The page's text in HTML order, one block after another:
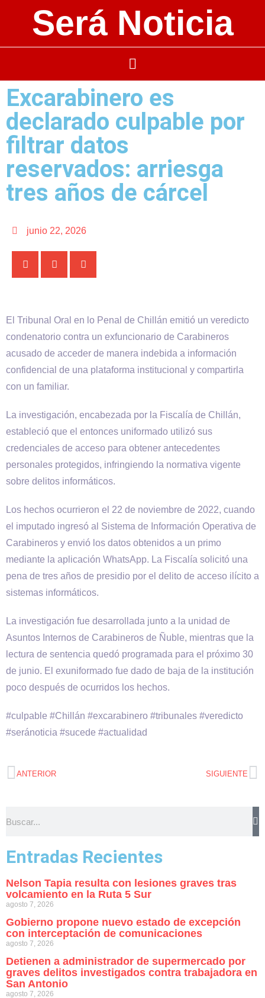
Será Noticia
Excarabinero es
declarado culpable por
filtrar datos
reservados: arriesga
tres años de cárcel
junio 22, 2026
El Tribunal Oral en lo Penal de Chillán emitió un veredicto
condenatorio contra un exfuncionario de Carabineros
acusado de acceder de manera indebida a información
confidencial de una plataforma institucional y compartirla
con un familiar.
La investigación, encabezada por la Fiscalía de Chillán,
estableció que el entonces uniformado utilizó sus
credenciales de acceso para obtener antecedentes
personales protegidos, infringiendo la normativa vigente
sobre delitos informáticos.
Los hechos ocurrieron el 22 de noviembre de 2022, cuando
el imputado ingresó al Sistema de Información Operativa de
Carabineros y envió los datos obtenidos a un primo
mediante la aplicación WhatsApp. La Fiscalía solicitó una
pena de tres años de presidio por el delito de acceso ilícito a
sistemas informáticos.
La investigación fue desarrollada junto a la unidad de
Asuntos Internos de Carabineros de Ñuble, mientras que la
lectura de sentencia quedó programada para el próximo 30
de junio. El exuniformado fue dado de baja de la institución
poco después de ocurridos los hechos.
#culpable #Chillán #excarabinero #tribunales #veredicto
#seránoticia #sucede #actualidad
ANTERIOR SIGUIENTE
Entradas Recientes
Nelson Tapia resulta con lesiones graves tras
volcamiento en la Ruta 5 Sur
agosto 7, 2026
Gobierno propone nuevo estado de excepción
con interceptación de comunicaciones
agosto 7, 2026
Detienen a administrador de supermercado por
graves delitos investigados contra trabajadora en
San Antonio
agosto 7, 2026